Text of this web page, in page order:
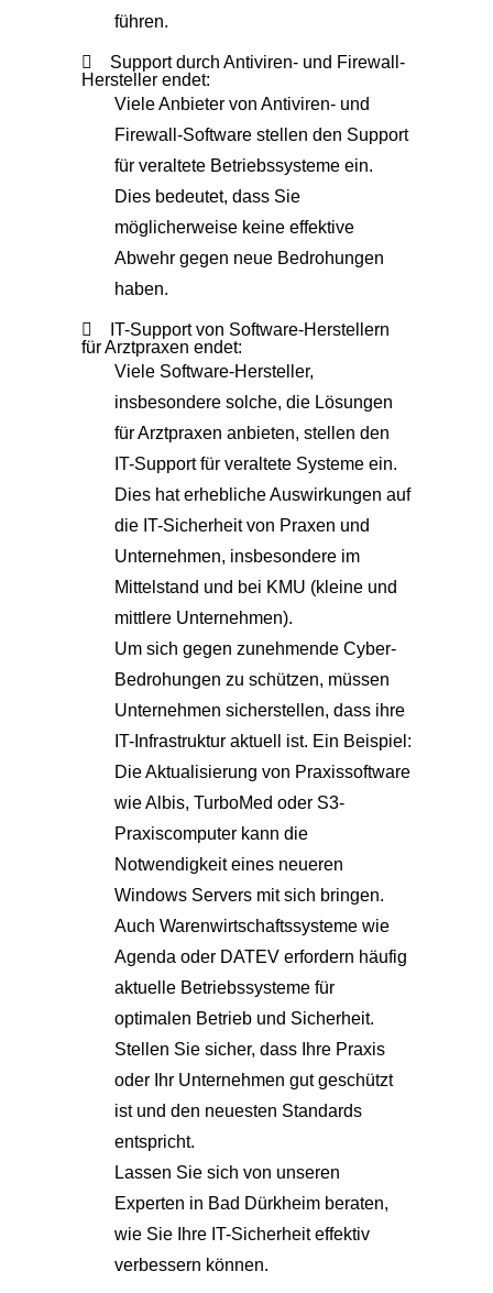
führen.
Support durch Antiviren- und Firewall-
Hersteller endet:
Viele Anbieter von Antiviren- und
Firewall-Software stellen den Support
für veraltete Betriebssysteme ein.
Dies bedeutet, dass Sie
möglicherweise keine effektive
Abwehr gegen neue Bedrohungen
haben.
IT-Support von Software-Herstellern
für Arztpraxen endet:
Viele Software-Hersteller,
insbesondere solche, die Lösungen
für Arztpraxen anbieten, stellen den
IT-Support für veraltete Systeme ein.
Dies hat erhebliche Auswirkungen auf
die IT-Sicherheit von Praxen und
Unternehmen, insbesondere im
Mittelstand und bei KMU (kleine und
mittlere Unternehmen).
Um sich gegen zunehmende Cyber-
Bedrohungen zu schützen, müssen
Unternehmen sicherstellen, dass ihre
IT-Infrastruktur aktuell ist. Ein Beispiel:
Die Aktualisierung von Praxissoftware
wie Albis, TurboMed oder S3-
Praxiscomputer kann die
Notwendigkeit eines neueren
Windows Servers mit sich bringen.
Auch Warenwirtschaftssysteme wie
Agenda oder DATEV erfordern häufig
aktuelle Betriebssysteme für
optimalen Betrieb und Sicherheit.
Stellen Sie sicher, dass Ihre Praxis
oder Ihr Unternehmen gut geschützt
ist und den neuesten Standards
entspricht.
Lassen Sie sich von unseren
Experten in Bad Dürkheim beraten,
wie Sie Ihre IT-Sicherheit effektiv
verbessern können.